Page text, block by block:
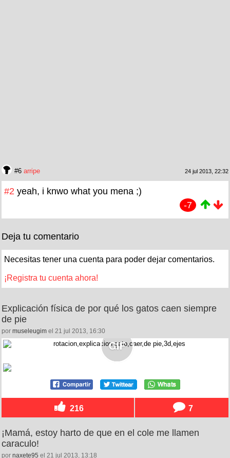
#6 arripe 24 jul 2013, 22:32
#2 yeah, i knwo what you mena ;)
-7
Deja tu comentario
Necesitas tener una cuenta para poder dejar comentarios.
¡Registra tu cuenta ahora!
Explicación física de por qué los gatos caen siempre
de pie
por museleugim el 21 jul 2013, 16:30
216 7
¡Mamá, estoy harto de que en el cole me llamen
caraculo!
por naxete95 el 21 jul 2013, 13:18